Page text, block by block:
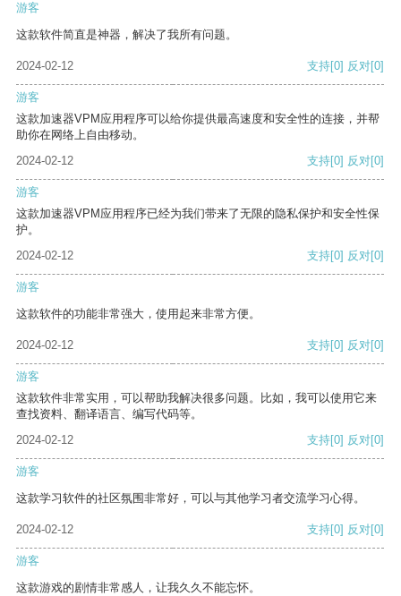
游客
这款软件简直是神器，解决了我所有问题。
2024-02-12 支持[0] 反对[0]
游客
这款加速器VPM应用程序可以给你提供最高速度和安全性的连接，并帮
助你在网络上自由移动。
2024-02-12
支持[0] 反对[0]
游客
这款加速器VPM应用程序已经为我们带来了无限的隐私保护和安全性保
护。
2024-02-12
支持[0] 反对[0]
游客
这款软件的功能非常强大，使用起来非常方便。
2024-02-12 支持[0] 反对[0]
游客
这款软件非常实用，可以帮助我解决很多问题。比如，我可以使用它来
查找资料、翻译语言、编写代码等。
2024-02-12
支持[0] 反对[0]
游客
这款学习软件的社区氛围非常好，可以与其他学习者交流学习心得。
2024-02-12 支持[0] 反对[0]
游客
这款游戏的剧情非常感人，让我久久不能忘怀。